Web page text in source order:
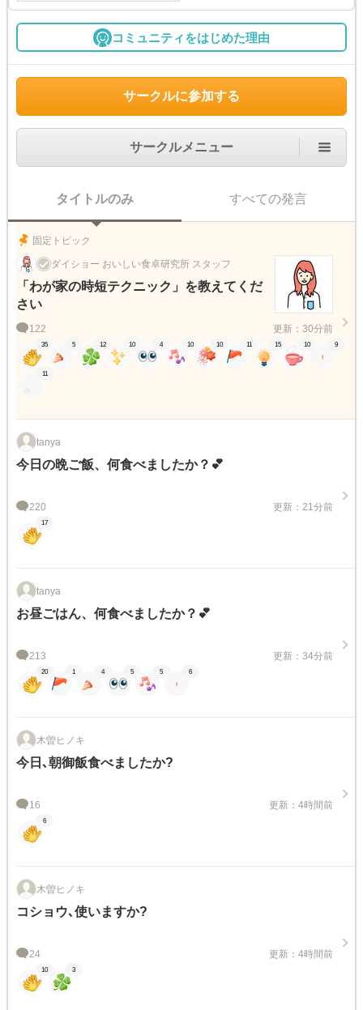
コミュニティをはじめた理由
サークルに参加する
サークルメニュー
タイトルのみ すべての発言
固定トピック
ダイショー おいしい食卓研究所 スタッフ
「わが家の時短テクニック」を教えてくだ
さい
122 更新：30分前
35 5 12 10 4 10 10 11 15 10 9
11
tanya
今日の晩ご飯、何食べましたか？💕
220 更新：21分前
17
tanya
お昼ごはん、何食べましたか？💕
213 更新：34分前
20 1 4 5 5 6
木曽ヒノキ
今日､朝御飯食べましたか?
16 更新：4時間前
6
木曽ヒノキ
コショウ､使いますか?
24 更新：4時間前
10 3